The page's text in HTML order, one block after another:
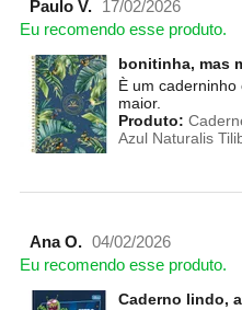
Paulo V.
17/02/2026
Eu recomendo esse produto.
bonitinha, mas
È um caderninho
maior.
Produto:
Azul Naturalis
Ana O. 04/02/2026
Eu recomendo esse produto.
Caderno lindo,